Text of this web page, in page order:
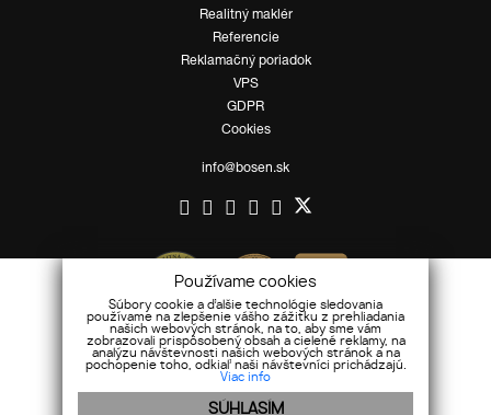
Používame cookies
Súbory cookie a ďalšie technológie sledovania
používame na zlepšenie vášho zážitku z prehliadania
našich webových stránok, na to, aby sme vám
zobrazovali prispôsobený obsah a cielené reklamy, na
analýzu návštevnosti našich webových stránok a na
pochopenie toho, odkiaľ naši návštevníci prichádzajú.
Viac info
SÚHLASÍM
Realitný maklér
Referencie
Reklamačný poriadok
VPS
GDPR
Cookies
info@bosen.sk